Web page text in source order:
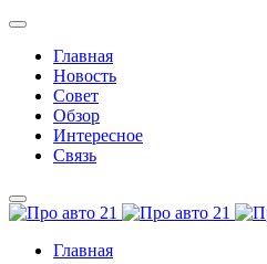
Главная
Новость
Совет
Обзор
Интересное
Связь
Главная